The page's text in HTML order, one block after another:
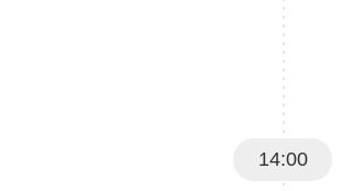
14:00